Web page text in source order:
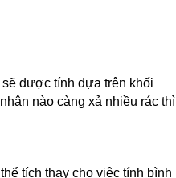
sẽ được tính dựa trên khối
nào càng xả nhiều rác thì
tích thay cho việc tính bình